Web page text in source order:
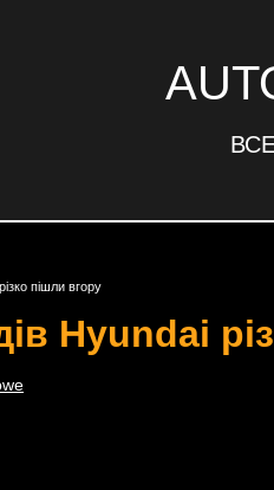
пішли вгору
Hyundai